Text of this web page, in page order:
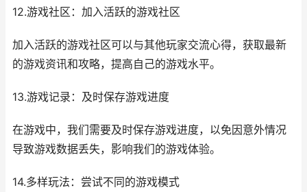
12.游戏社区：加入活跃的游戏社区
加入活跃的游戏社区可以与其他玩家交流心得，获取最新
的游戏资讯和攻略，提高自己的游戏水平。
13.游戏记录：及时保存游戏进度
在游戏中，我们需要及时保存游戏进度，以免因意外情况
导致游戏数据丢失，影响我们的游戏体验。
14.多样玩法：尝试不同的游戏模式